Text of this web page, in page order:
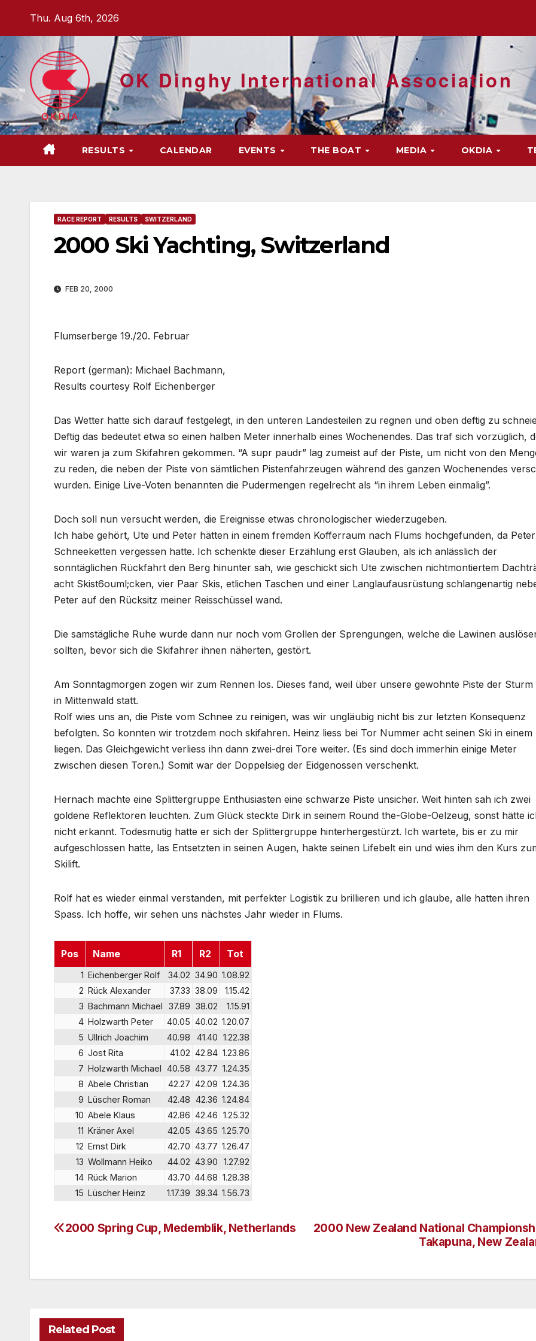
content
Thu. Aug 6th, 2026
OK Dinghy International Association
RESULTS CALENDAR EVENTS THE BOAT MEDIA OKDIA
RACE REPORT RESULTS SWITZERLAND
2000 Ski Yachting, Switzerland
FEB 20, 2000
Flumserberge 19./20. Februar
Report (german): Michael Bachmann,
Results courtesy Rolf Eichenberger
Das Wetter hatte sich darauf festgelegt, in den unteren Landesteilen zu regnen und oben deftig zu
Deftig das bedeutet etwa so einen halben Meter innerhalb eines Wochenendes. Das traf sich vorzüglich,
wir waren ja zum Skifahren gekommen. “A supr paudr” lag zumeist auf der Piste, um nicht von den
zu reden, die neben der Piste von sämtlichen Pistenfahrzeugen während des ganzen Wochenendes
wurden. Einige Live-Voten benannten die Pudermengen regelrecht als “in ihrem Leben einmalig”.
Doch soll nun versucht werden, die Ereignisse etwas chronologischer wiederzugeben.
Ich habe gehört, Ute und Peter hätten in einem fremden Kofferraum nach Flums hochgefunden, da Peter
Schneeketten vergessen hatte. Ich schenkte dieser Erzählung erst Glauben, als ich anlässlich der
sonntäglichen Rückfahrt den Berg hinunter sah, wie geschickt sich Ute zwischen nichtmontiertem
acht Skist6ouml;cken, vier Paar Skis, etlichen Taschen und einer Langlaufausrüstung schlangenartig
Peter auf den Rücksitz meiner Reisschüssel wand.
Die samstägliche Ruhe wurde dann nur noch vom Grollen der Sprengungen, welche die Lawinen
sollten, bevor sich die Skifahrer ihnen näherten, gestört.
Am Sonntagmorgen zogen wir zum Rennen los. Dieses fand, weil über unsere gewohnte Piste der Sturm
in Mittenwald statt.
Rolf wies uns an, die Piste vom Schnee zu reinigen, was wir ungläubig nicht bis zur letzten Konsequenz
befolgten. So konnten wir trotzdem noch skifahren. Heinz liess bei Tor Nummer acht seinen Ski in einem
liegen. Das Gleichgewicht verliess ihn dann zwei-drei Tore weiter. (Es sind doch immerhin einige Meter
zwischen diesen Toren.) Somit war der Doppelsieg der Eidgenossen verschenkt.
Hernach machte eine Splittergruppe Enthusiasten eine schwarze Piste unsicher. Weit hinten sah ich zwei
goldene Reflektoren leuchten. Zum Glück steckte Dirk in seinem Round the-Globe-Oelzeug, sonst hätte
nicht erkannt. Todesmutig hatte er sich der Splittergruppe hinterhergestürzt. Ich wartete, bis er zu mir
aufgeschlossen hatte, las Entsetzten in seinen Augen, hakte seinen Lifebelt ein und wies ihm den Kurs
Skilift.
Rolf hat es wieder einmal verstanden, mit perfekter Logistik zu brillieren und ich glaube, alle hatten ihren
Spass. Ich hoffe, wir sehen uns nächstes Jahr wieder in Flums.
Pos Name R1 R2 Tot
1 Eichenberger Rolf 34.02 34.90 1.08.92
2 Rück Alexander 37.33 38.09
1.15.42
3 Bachmann Michael 37.89 38.02
1.15.91
4 Holzwarth Peter 40.05 40.02 1.20.07
5 Ullrich Joachim 40.98 41.40 1.22.38
6 Jost Rita 41.02 42.84 1.23.86
7 Holzwarth Michael 40.58 43.77 1.24.35
8 Abele Christian 42.27 42.09 1.24.36
9 Lüscher Roman 42.48 42.36 1.24.84
10 Abele Klaus 42.86 42.46 1.25.32
11 Kräner Axel 42.05 43.65 1.25.70
12 Ernst Dirk 42.70 43.77 1.26.47
13 Wollmann Heiko 44.02 43.90
1.27.92
14 Rück Marion 43.70 44.68 1.28.38
15 Lüscher Heinz 1.17.39 39.34 1.56.73
Post
2000 New Zealand National
Takapuna, New
2000 Spring Cup, Medemblik, Netherlands
Related Post